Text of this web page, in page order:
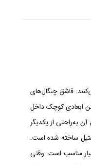
قاشق چنگال‌های
ابعادی کوچک داخل
به‌راحتی از یکدیگر
ساخته شده است.
بسیار مناسب است. وقتی